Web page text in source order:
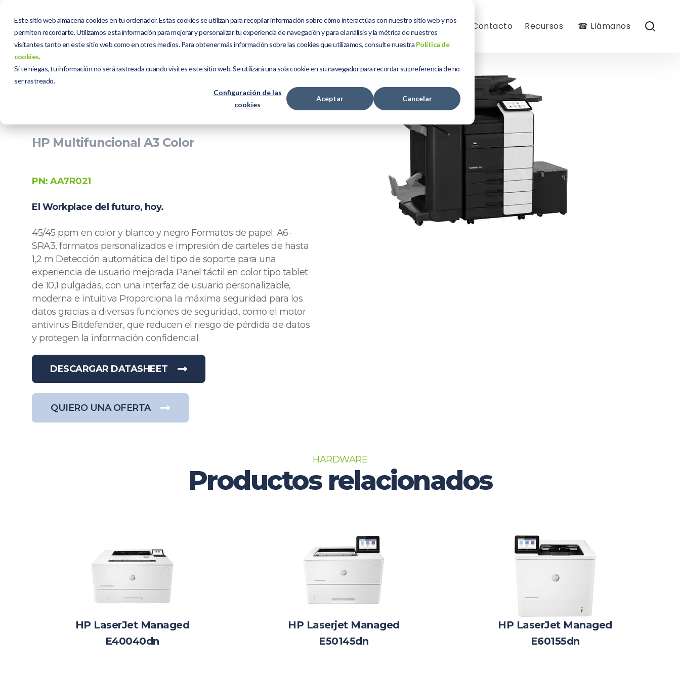
Este sitio web almacena cookies en tu ordenador. Estas cookies se utilizan para recopilar información sobre cómo interactúas con nuestro sitio web y nos
permiten recordarte. Utilizamos esta información para mejorar y personalizar tu experiencia de navegación y para el análisis y la métrica de nuestros
visitantes tanto en este sitio web como en otros medios. Para obtener más información sobre las cookies que utilizamos, consulte nuestra Política de
cookies.
Si te niegas, tu información no será rastreada cuando visites este sitio web. Se utilizará una sola cookie en su navegador para recordar su preferencia de no
ser rastreado.
Configuración de las
cookies
Aceptar Cancelar
Servicios Kit Digital Sobre Nosotros Blog Contacto Recursos ☎ Llámanos
PRODUCTOS DE IMPRESIÓN
Konica Minolta
HP Multifuncional A3 Color
PN: AA7R021
El Workplace del futuro, hoy.
45/45 ppm en color y blanco y negro Formatos de papel: A6-
SRA3, formatos personalizados e impresión de carteles de hasta
1,2 m Detección automática del tipo de soporte para una
experiencia de usuario mejorada Panel táctil en color tipo tablet
de 10,1 pulgadas, con una interfaz de usuario personalizable,
moderna e intuitiva Proporciona la máxima seguridad para los
datos gracias a diversas funciones de seguridad, como el motor
antivirus Bitdefender, que reducen el riesgo de pérdida de datos
y protegen la información confidencial.
DESCARGAR DATASHEET
QUIERO UNA OFERTA
HARDWARE
Productos relacionados
HP LaserJet Managed
E40040dn
HP Laserjet Managed
E50145dn
HP LaserJet Managed
E60155dn